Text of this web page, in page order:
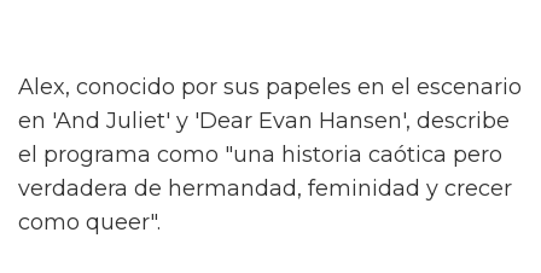
"Si una persona ve nuestro programa que
nunca ha conocido a una persona trans y si
cambia su creencias o abre su mente,
entonces habremos logrado algo especial."